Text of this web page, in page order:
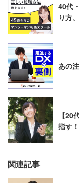
40代
り方
あの
【20
指す！
関連記事